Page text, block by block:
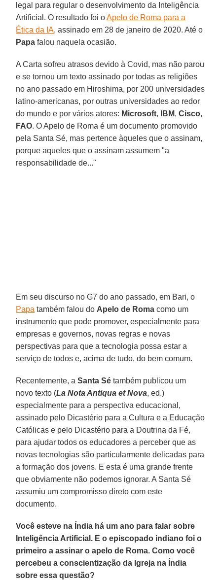
legal para regular o desenvolvimento da Inteligência
Artificial. O resultado foi oApelo de Roma para a
Ética da IA, assinado em 28 de janeiro de 2020. Até o
Papa falou naquela ocasião.
A Carta sofreu atrasos devido à Covid, mas não parou
e se tornou um texto assinado por todas as religiões
no ano passado em Hiroshima, por 200 universidades
latino-americanas, por outras universidades ao redor
do mundo e por vários atores: Microsoft, IBM,Cisco,
FAO. O Apelo de Roma é um documento promovido
pela Santa Sé, mas pertence àqueles que o assinam,
porque aqueles que o assinam assumem "a
responsabilidade de..."
Em seu discurso no G7 do ano passado, em Bari, o
Papa também falou do Apelo de Roma como um
instrumento que pode promover, especialmente para
empresas e governos, novas regras e novas
perspectivas para que a tecnologia possa estar a
serviço de todos e, acima de tudo, do bem comum.
Recentemente, aSanta Sé também publicou um
novo texto (La Nota Antiqua et Nova, ed.)
especialmente para a perspectiva educacional,
assinado pelo Dicastério para a Cultura e a Educação
Católicas e pelo Dicastério para a Doutrina da Fé,
para ajudar todos os educadores a perceber que as
novas tecnologias são particularmente delicadas para
a formação dos jovens. E esta é uma grande frente
que obviamente não podemos ignorar. A Santa Sé
assumiu um compromisso direto com este
documento.
Você esteve na Índia há um ano para falar sobre
Inteligência Artificial. E o episcopado indiano foi o
primeiro a assinar o apelo de Roma. Como você
percebeu a conscientização da Igreja na Índia
sobre essa questão?